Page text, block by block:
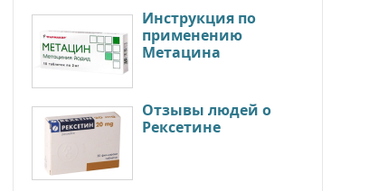
Инструкция по
применению
Метацина
Отзывы людей о
Рексетине